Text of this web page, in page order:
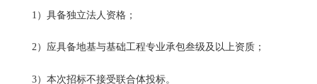
1）具备独立法人资格；
2）应具备地基与基础工程专业承包叁级及以上资质；
3）本次招标不接受联合体投标。